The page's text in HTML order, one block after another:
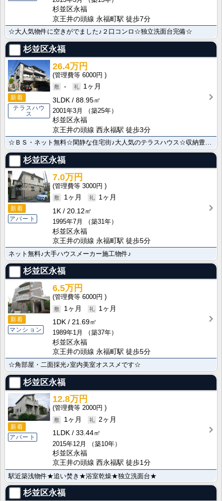
杉並区永福
京王井の頭線 永福町駅 徒歩7分
☆大人気物件に空きがでました♪２口コンロ☆独立洗面台完備☆
杉並区永福
新着
テラスハウ
ス
26.4万円
6000円
-
1ヶ月
3LDK
88.95㎡
2001年3月
（築25年）
杉並区永福
京王井の頭線 西永福駅 徒歩3分
☆ＢＳ・ネット無料☆閑静な住宅街♪大人気のテラスハウス☆収納豊富なオススメ物件☆
杉並区永福
新着
アパート
7.0万円
3000円
1ヶ月
1ヶ月
1K
20.12㎡
1995年7月
（築31年）
杉並区永福
京王井の頭線 永福町駅 徒歩5分
ネット無料♪大手ハウスメーカー施工物件♪
杉並区永福
新着
マンション
6.5万円
6000円
1ヶ月
1ヶ月
1DK
21.69㎡
1989年1月
（築37年）
杉並区永福
京王井の頭線 永福町駅 徒歩5分
☆角部屋・二面採光♪室内美室オススメです☆
杉並区永福
新着
アパート
12.8万円
2000円
1ヶ月
2ヶ月
1LDK
33.44㎡
2015年12月
（築10年）
杉並区永福
京王井の頭線 西永福駅 徒歩1分
駅近築浅物件★追い焚き★浴室乾燥★独立洗面台★
杉並区永福